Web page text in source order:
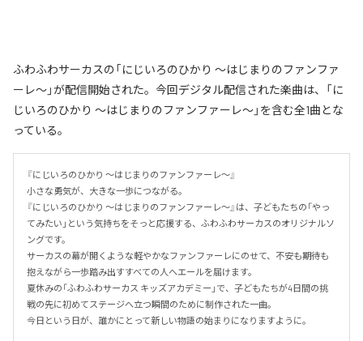
ふわふわサーカスの「にじいろのひかり ～はじまりのファンファ
ーレ～」が配信開始された。今回デジタル配信された楽曲は、「に
じいろのひかり ～はじまりのファンファーレ～」を含む全1曲とな
っている。
『にじいろのひかり ～はじまりのファンファーレ～』
小さな勇気が、大きな一歩につながる。
『にじいろのひかり ～はじまりのファンファーレ～』は、子どもたちの「やっ
てみたい」という気持ちをそっと応援する、ふわふわサーカスのオリジナルソ
ングです。
サーカスの幕が開くような軽やかなファンファーレにのせて、不安も期待も
抱えながら一歩踏み出すすべての人へエールを届けます。
夏休みの「ふわふわサーカス キッズアカデミー」で、子どもたちが4日間の挑
戦の先に初めてステージへ立つ瞬間のために制作された一曲。
今日という日が、誰かにとって新しい物語の始まりになりますように。